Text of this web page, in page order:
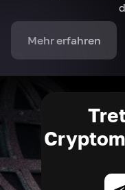
Mehr erfahren